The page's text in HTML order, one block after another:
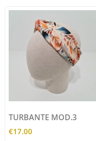
TURBANTE MOD.3
€17.00